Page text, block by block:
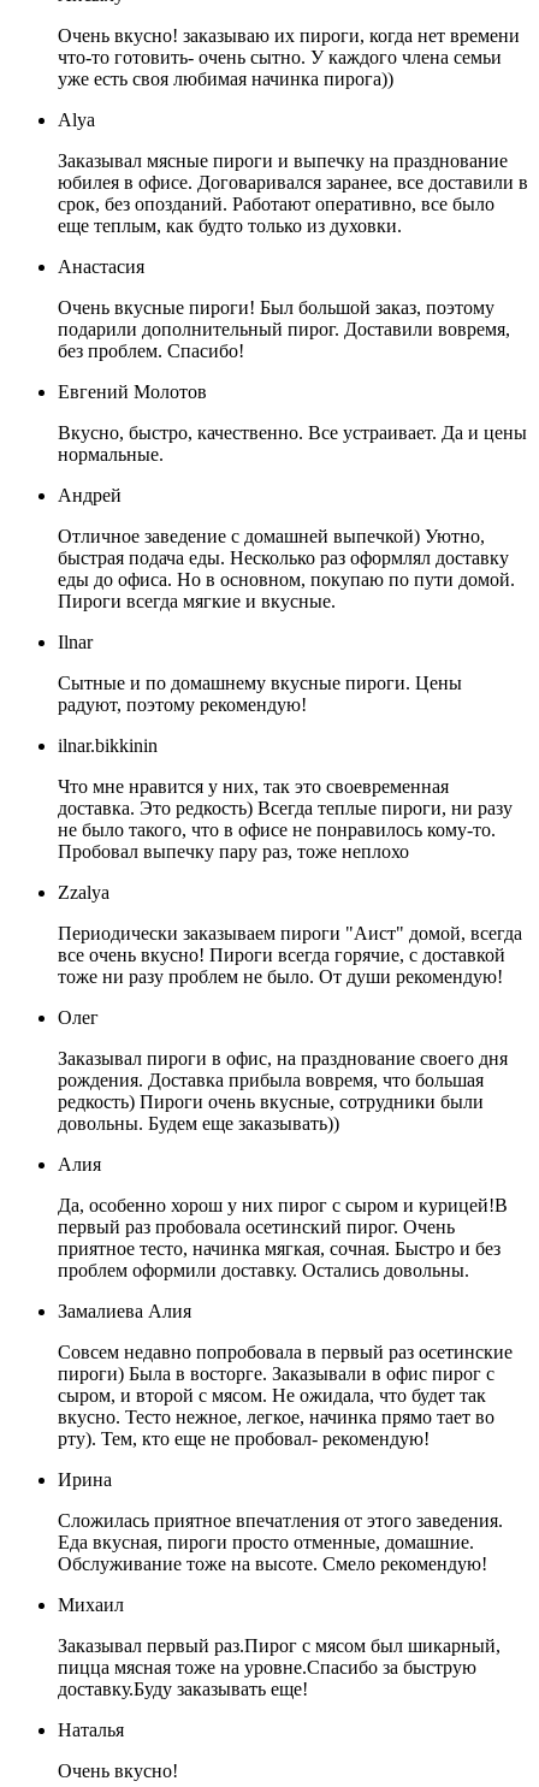
Очень вкусно! заказываю их пироги, когда нет времени
что-то готовить- очень сытно. У каждого члена семьи
уже есть своя любимая начинка пирога))
Alya
Заказывал мясные пироги и выпечку на празднование
юбилея в офисе. Договаривался заранее, все доставили в
срок, без опозданий. Работают оперативно, все было
еще теплым, как будто только из духовки.
Анастасия
Очень вкусные пироги! Был большой заказ, поэтому
подарили дополнительный пирог. Доставили вовремя,
без проблем. Спасибо!
Евгений Молотов
Вкусно, быстро, качественно. Все устраивает. Да и цены
нормальные.
Андрей
Отличное заведение с домашней выпечкой) Уютно,
быстрая подача еды. Несколько раз оформлял доставку
еды до офиса. Но в основном, покупаю по пути домой.
Пироги всегда мягкие и вкусные.
Ilnar
Сытные и по домашнему вкусные пироги. Цены
радуют, поэтому рекомендую!
ilnar.bikkinin
Что мне нравится у них, так это своевременная
доставка. Это редкость) Всегда теплые пироги, ни разу
не было такого, что в офисе не понравилось кому-то.
Пробовал выпечку пару раз, тоже неплохо
Zzalya
Периодически заказываем пироги "Аист" домой, всегда
все очень вкусно! Пироги всегда горячие, с доставкой
тоже ни разу проблем не было. От души рекомендую!
Олег
Заказывал пироги в офис, на празднование своего дня
рождения. Доставка прибыла вовремя, что большая
редкость) Пироги очень вкусные, сотрудники были
довольны. Будем еще заказывать))
Алия
Да, особенно хорош у них пирог с сыром и курицей!В
первый раз пробовала осетинский пирог. Очень
приятное тесто, начинка мягкая, сочная. Быстро и без
проблем оформили доставку. Остались довольны.
Замалиева Алия
Совсем недавно попробовала в первый раз осетинские
пироги) Была в восторге. Заказывали в офис пирог с
сыром, и второй с мясом. Не ожидала, что будет так
вкусно. Тесто нежное, легкое, начинка прямо тает во
рту). Тем, кто еще не пробовал- рекомендую!
Ирина
Сложилась приятное впечатления от этого заведения.
Еда вкусная, пироги просто отменные, домашние.
Обслуживание тоже на высоте. Смело рекомендую!
Михаил
Заказывал первый раз.Пирог с мясом был шикарный,
пицца мясная тоже на уровне.Спасибо за быструю
доставку.Буду заказывать еще!
Наталья
Очень вкусно!